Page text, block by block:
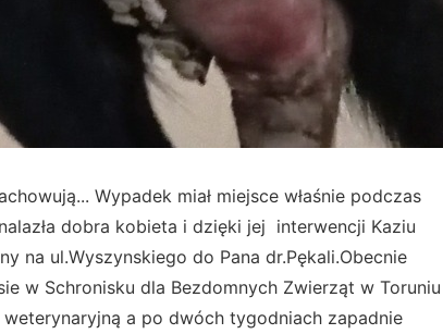
Wypadek miał miejsce właśnie podczas
dobra kobieta i dzięki jej interwencji Kaziu
na ul.Wyszynskiego do Pana dr.Pękali.Obecnie
w Schronisku dla Bezdomnych Zwierząt w Toruniu
a po dwóch tygodniach zapadnie